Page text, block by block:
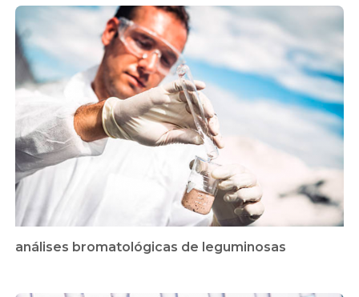
análises bromatológicas de leguminosas